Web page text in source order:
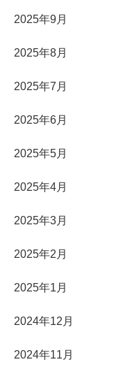
2025年9月
2025年8月
2025年7月
2025年6月
2025年5月
2025年4月
2025年3月
2025年2月
2025年1月
2024年12月
2024年11月